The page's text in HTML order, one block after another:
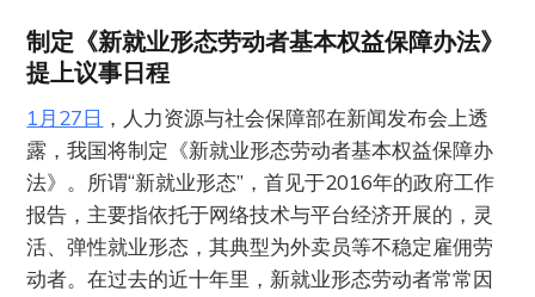
制定《新就业形态劳动者基本权益保障办法》
提上议事日程
1月27日 ，人力资源与社会保障部在新闻发布会上透
露，我国将制定《新就业形态劳动者基本权益保障办
法》。所谓“新就业形态”，首见于2016年的政府工作
报告，主要指依托于网络技术与平台经济开展的，灵
活、弹性就业形态，其典型为外卖员等不稳定雇佣劳
动者。在过去的近十年里，新就业形态劳动者常常因